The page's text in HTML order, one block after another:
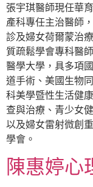
張宇琪醫師現任華
產科專任主治醫師
診及婦女荷爾蒙治
質疏鬆學會專科醫
醫學大學，具多項
道手術、美國生物
科美學暨性生活健
查與治療、青少女
以及婦女雷射微創
學會。
陳惠婷心